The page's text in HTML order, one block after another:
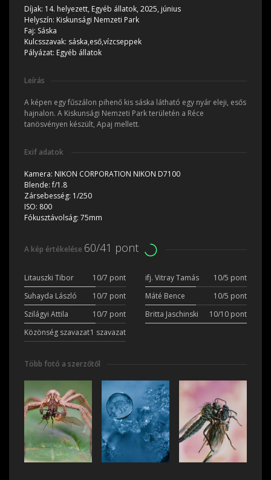
Díjak: 14. helyezett, Egyéb állatok, 2025, június
Helyszín: Kiskunsági Nemzeti Park
Faj: Sáska
Kulcsszavak: sáska,eső,vízcseppek
Pályázat: Egyéb állatok
Leírás
A képen egy fűszálon pihenő kis sáska látható egy nyár eleji, esős
hajnalon. A Kiskunsági Nemzeti Park területén a Réce
tanösvényen készült, Apaj mellett.
Exif adatok
Kamera: NIKON CORPORATION NIKON D7100
Blende:f/1.8
Zársebesség: 1/250
ISO: 800
Fókusztávolság: 75mm
A kép értékelése 60/41 pont
Litauszki Tibor 10/7 pont ifj. Vitray Tamás
10/5 pont
Suhayda László
10/7 pont Máté Bence
10/5 pont
Szilágyi Attila
10/7 pont Britta Jaschinski
10/10 pont
Közönség szavazat1 szavazat
Több fotó a szerzőtől